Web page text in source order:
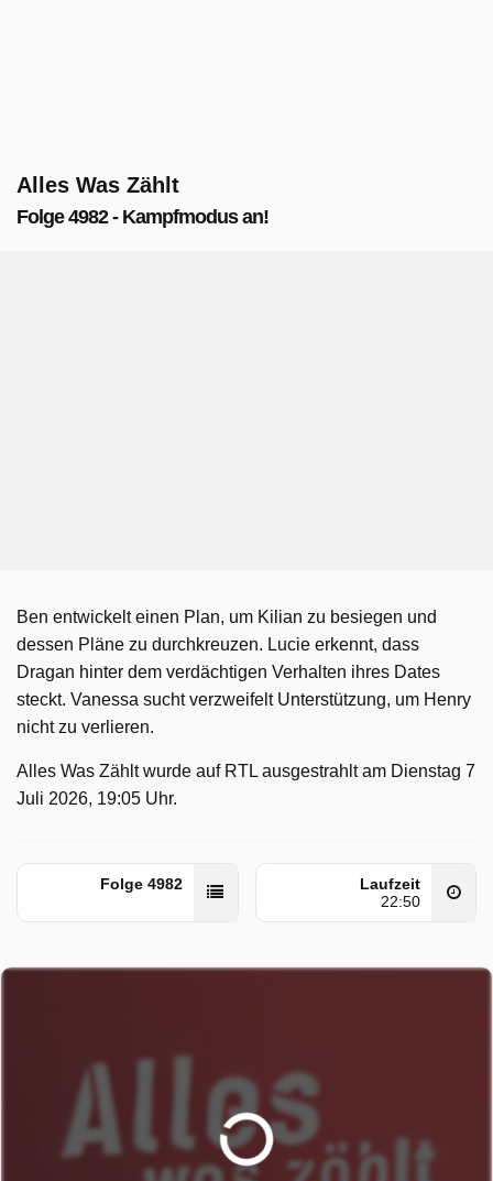
Alles Was Zählt
Folge 4982 - Kampfmodus an!
Ben entwickelt einen Plan, um Kilian zu besiegen und
dessen Pläne zu durchkreuzen. Lucie erkennt, dass
Dragan hinter dem verdächtigen Verhalten ihres Dates
steckt. Vanessa sucht verzweifelt Unterstützung, um Henry
nicht zu verlieren.
Alles Was Zählt wurde auf RTL ausgestrahlt am Dienstag 7
Juli 2026, 19:05 Uhr.
Folge 4982
Laufzeit
22:50